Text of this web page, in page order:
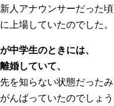
人アナウンサーだった頃
上場していたのでした。
中学生のときには、
婚していて、
を知らない状態だったみ
んばっていたのでしょう